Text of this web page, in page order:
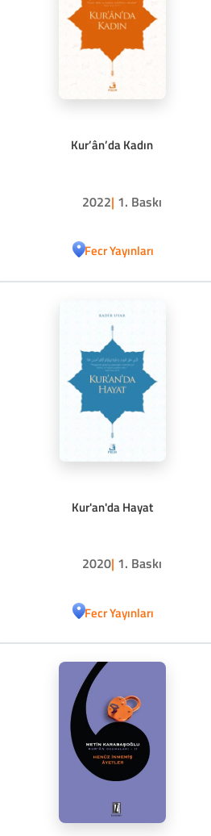
Kur’ân’da Kadın
2022| 1. Baskı
Fecr Yayınları
Kur'an'da Hayat
2020| 1. Baskı
Fecr Yayınları